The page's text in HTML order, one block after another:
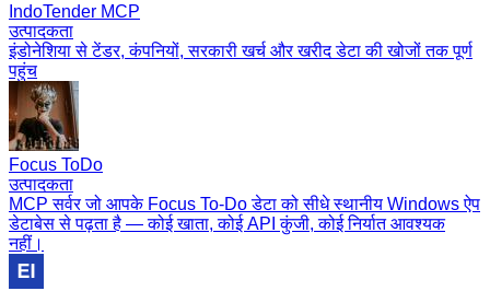
IndoTender MCP
उत्पादकता
इंडोनेशिया से टेंडर, कंपनियों, सरकारी खर्च और खरीद डेटा की खोजों तक पूर्ण
पहुंच
Focus ToDo
उत्पादकता
MCP सर्वर जो आपके Focus To-Do डेटा को सीधे स्थानीय Windows ऐप
डेटाबेस से पढ़ता है — कोई खाता, कोई API कुंजी, कोई निर्यात आवश्यक
नहीं।